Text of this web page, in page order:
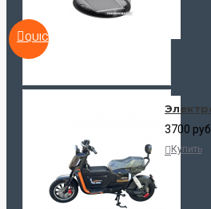
QUICKVIEW
3700 руб.
Купить